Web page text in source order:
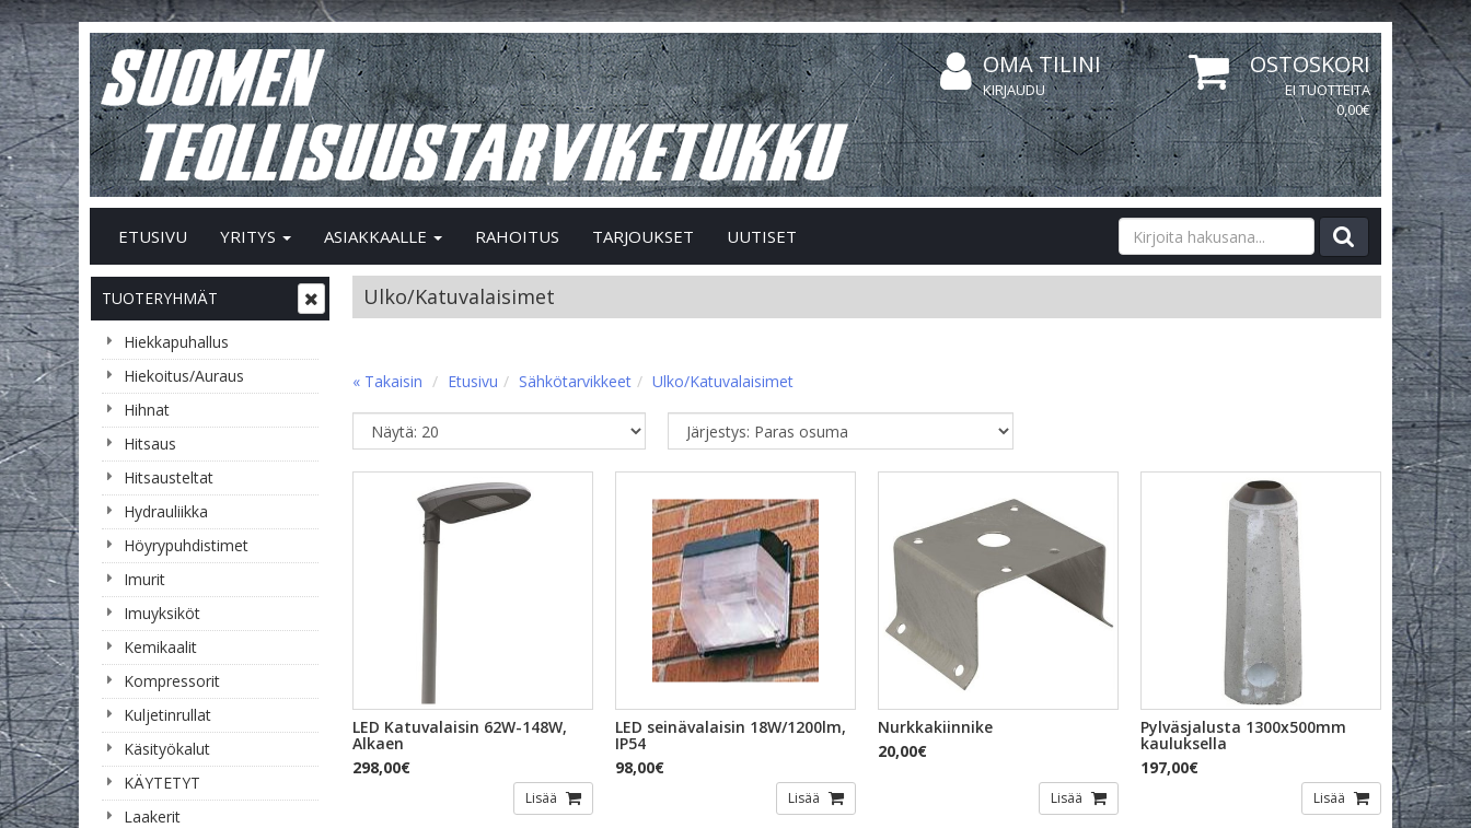
OMA TILINI
KIRJAUDU
OSTOSKORI
EI TUOTTEITA
0,00€
ETUSIVU YRITYS ASIAKKAALLE RAHOITUS TARJOUKSET UUTISET
TUOTERYHMÄT
Hiekkapuhallus
Hiekoitus/Auraus
Hihnat
Hitsaus
Hitsausteltat
Hydrauliikka
Höyrypuhdistimet
Imurit
Imuyksiköt
Kemikaalit
Kompressorit
Kuljetinrullat
Käsityökalut
KÄYTETYT
Laakerit
Ulko/Katuvalaisimet
« Takaisin Etusivu Sähkötarvikkeet Ulko/Katuvalaisimet
PIKAKATSELU
LED Katuvalaisin 62W-148W,
Alkaen
298,00€
Lisää
PIKAKATSELU
LED seinävalaisin 18W/1200lm,
IP54
98,00€
Lisää
PIKAKATSELU
Nurkkakiinnike
20,00€
Lisää
PIKAKATSELU
Pylväsjalusta 1300x500mm
kauluksella
197,00€
Lisää